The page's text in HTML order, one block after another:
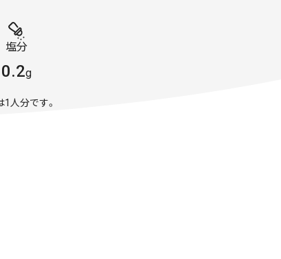
塩分
0.2g
人分です。